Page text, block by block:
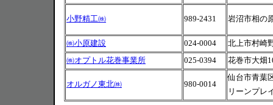
小野精工㈱ 989-2431 岩沼市相の
㈱小原建設 024-0004
北上市村崎
㈱オプトル花巻事業所
025-0394 花巻市大畑
オルガノ東北㈱ 980-0014
仙台市青葉
リーンプレ